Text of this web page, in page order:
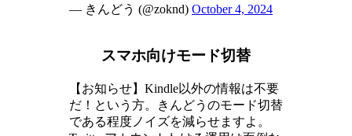
— きんどう (@zoknd) October 4, 2024
スマホ向けモード切替
【お知らせ】Kindle以外の情報は不要
だ！という方。きんどうのモード切替
である程度ノイズを減らせますよ。